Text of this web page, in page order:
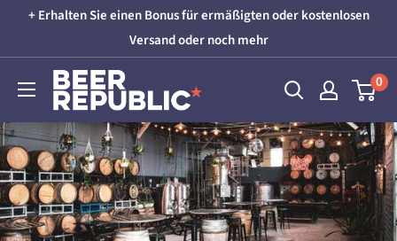
Direkt+ Erhalten Sie einen Bonus für ermäßigten oder kostenlosen
Versand oder noch mehr
Beer
Republic
0